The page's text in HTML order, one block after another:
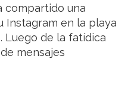
compartido una
Instagram en la playa
Luego de la fatídica
mensajes